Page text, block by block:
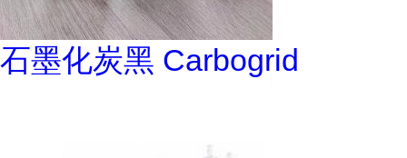
石墨化炭黑 Carbogrid